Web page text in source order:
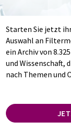
Starten Sie jetzt
Auswahl an
ein Archiv von
und Wissenschaft,
nach Themen und